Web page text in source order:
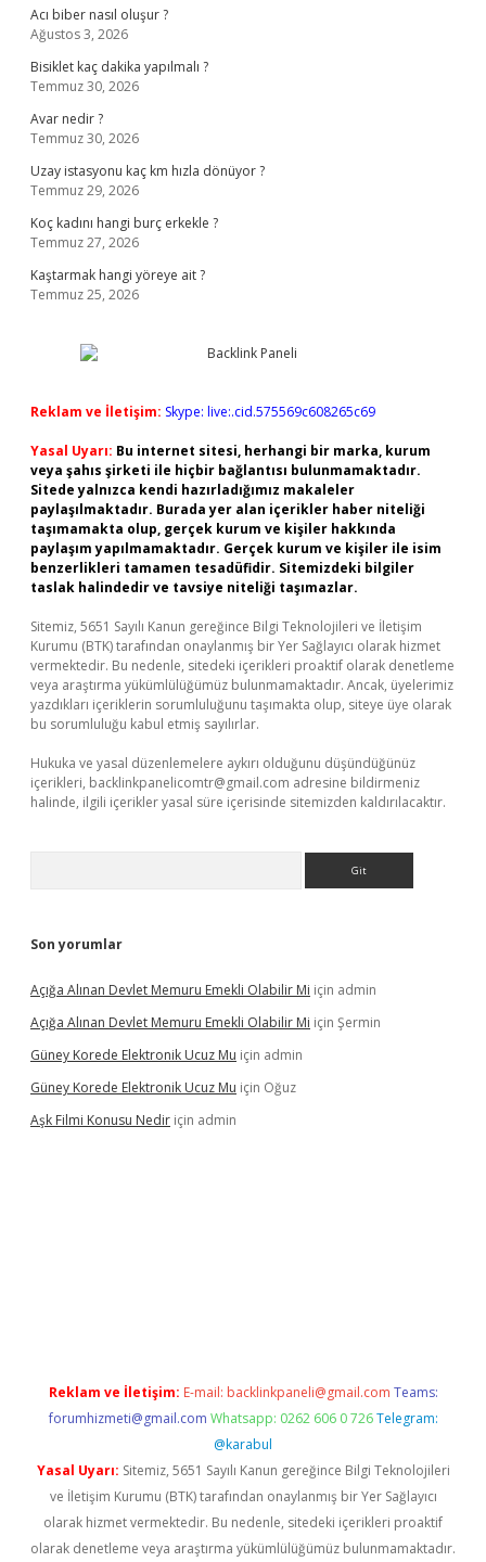
Acı biber nasıl oluşur ?
Ağustos 3, 2026
Bisiklet kaç dakika yapılmalı ?
Temmuz 30, 2026
Avar nedir ?
Temmuz 30, 2026
Uzay istasyonu kaç km hızla dönüyor ?
Temmuz 29, 2026
Koç kadını hangi burç erkekle ?
Temmuz 27, 2026
Kaştarmak hangi yöreye ait ?
Temmuz 25, 2026
Reklam ve İletişim: Skype: live:.cid.575569c608265c69
Yasal Uyarı: Bu internet sitesi, herhangi bir marka, kurum
veya şahıs şirketi ile hiçbir bağlantısı bulunmamaktadır.
Sitede yalnızca kendi hazırladığımız makaleler
paylaşılmaktadır. Burada yer alan içerikler haber niteliği
taşımamakta olup, gerçek kurum ve kişiler hakkında
paylaşım yapılmamaktadır. Gerçek kurum ve kişiler ile isim
benzerlikleri tamamen tesadüfidir. Sitemizdeki bilgiler
taslak halindedir ve tavsiye niteliği taşımazlar.
Sitemiz, 5651 Sayılı Kanun gereğince Bilgi Teknolojileri ve İletişim
Kurumu (BTK) tarafından onaylanmış bir Yer Sağlayıcı olarak hizmet
vermektedir. Bu nedenle, sitedeki içerikleri proaktif olarak denetleme
veya araştırma yükümlülüğümüz bulunmamaktadır. Ancak, üyelerimiz
yazdıkları içeriklerin sorumluluğunu taşımakta olup, siteye üye olarak
bu sorumluluğu kabul etmiş sayılırlar.
Hukuka ve yasal düzenlemelere aykırı olduğunu düşündüğünüz
içerikleri, backlinkpanelicomtr@gmail.com adresine bildirmeniz
halinde, ilgili içerikler yasal süre içerisinde sitemizden kaldırılacaktır.
Son yorumlar
Açığa Alınan Devlet Memuru Emekli Olabilir Mi için admin
Açığa Alınan Devlet Memuru Emekli Olabilir Mi için Şermin
Güney Korede Elektronik Ucuz Mu için admin
Güney Korede Elektronik Ucuz Mu için Oğuz
Aşk Filmi Konusu Nedir için admin
Reklam ve İletişim: E-mail: backlinkpaneli@gmail.com Teams:
forumhizmeti@gmail.com Whatsapp: 0262 606 0 726 Telegram:
@karabul
Yasal Uyarı: Sitemiz, 5651 Sayılı Kanun gereğince Bilgi Teknolojileri
ve İletişim Kurumu (BTK) tarafından onaylanmış bir Yer Sağlayıcı
olarak hizmet vermektedir. Bu nedenle, sitedeki içerikleri proaktif
olarak denetleme veya araştırma yükümlülüğümüz bulunmamaktadır.